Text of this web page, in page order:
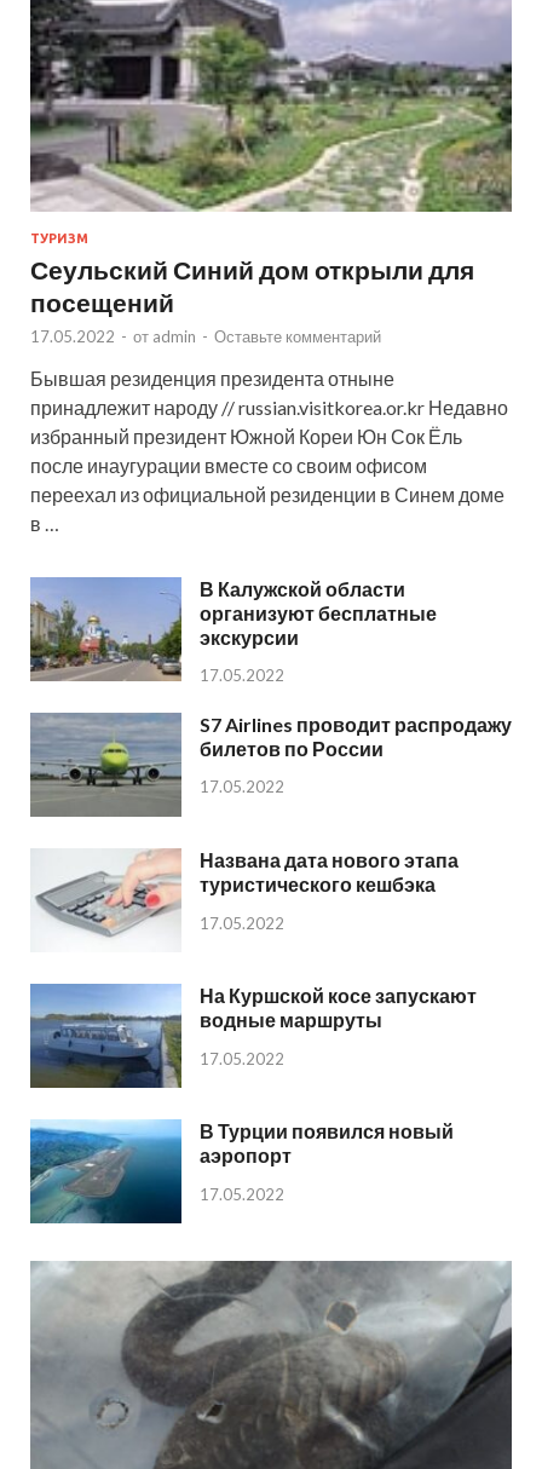
ТУРИЗМ
Сеульский Синий дом открыли для
посещений
17.05.2022 - от admin - Оставьте комментарий
Бывшая резиденция президента отныне
принадлежит народу // russian.visitkorea.or.kr Недавно
избранный президент Южной Кореи Юн Сок Ёль
после инаугурации вместе со своим офисом
переехал из официальной резиденции в Синем доме
в …
В Калужской области
организуют бесплатные
экскурсии
17.05.2022
S7 Airlines проводит распродажу
билетов по России
17.05.2022
Названа дата нового этапа
туристического кешбэка
17.05.2022
На Куршской косе запускают
водные маршруты
17.05.2022
В Турции появился новый
аэропорт
17.05.2022